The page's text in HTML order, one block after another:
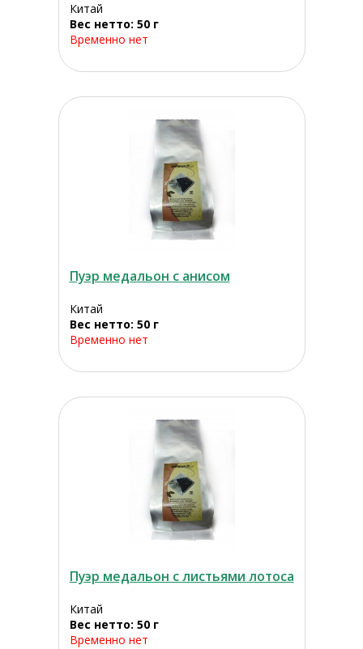
Китай
Вес нетто: 50 г
Временно нет
Пуэр медальон с анисом
Китай
Вес нетто: 50 г
Временно нет
Пуэр медальон с листьями лотоса
Китай
Вес нетто: 50 г
Временно нет